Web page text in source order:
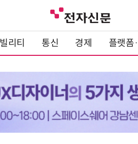
리티 통신 경제 플랫폼